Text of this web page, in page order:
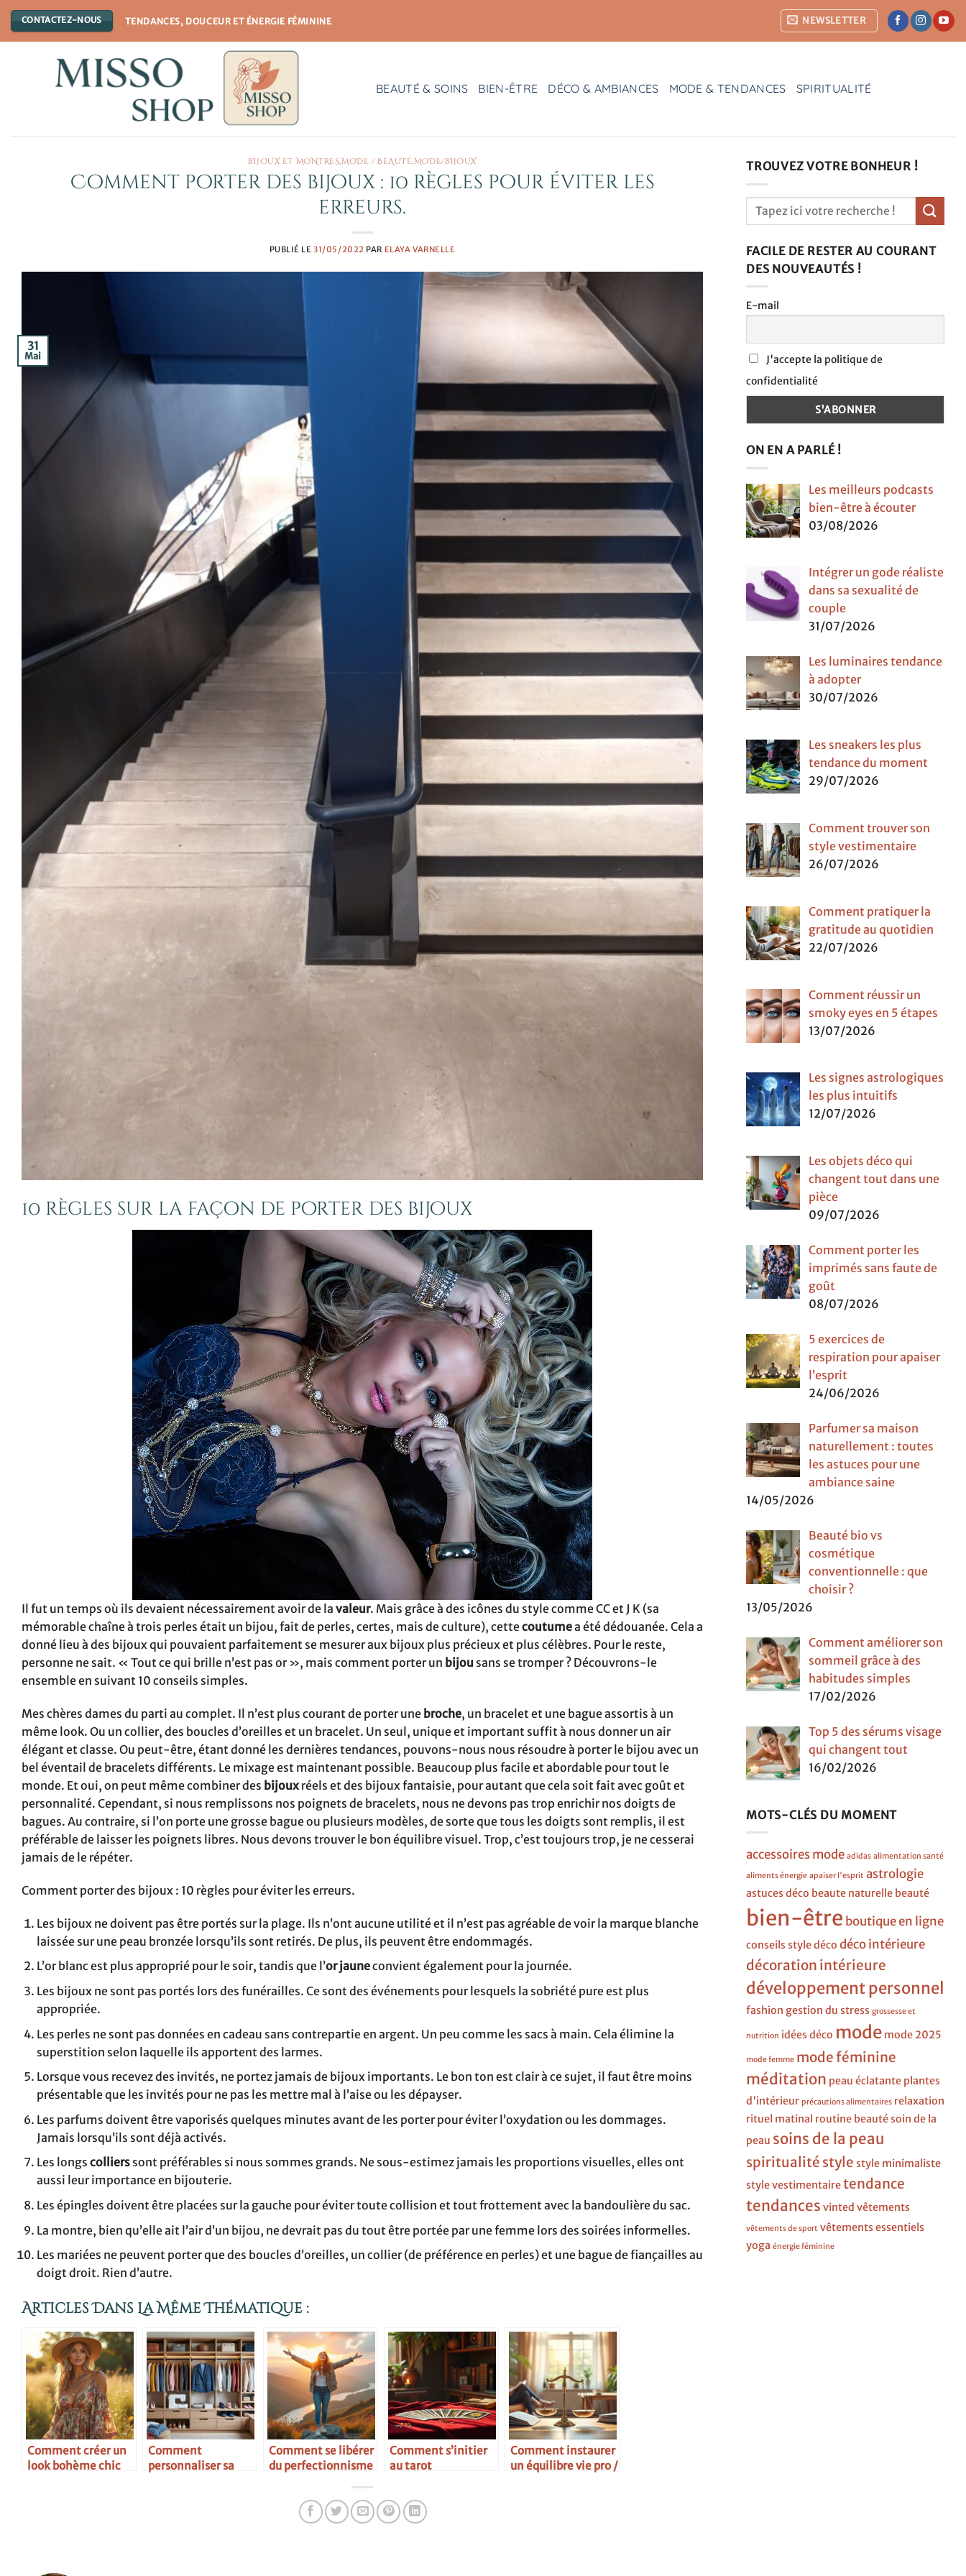
Passer
au
contenu
CONTACTEZ-NOUS TENDANCES, DOUCEUR ET ÉNERGIE FÉMININE NEWSLETTER
BEAUTÉ & SOINS BIEN-ÊTRE DÉCO & AMBIANCES MODE & TENDANCES SPIRITUALITÉ
BIJOUX ET MONTRES,MODE / BEAUTÉ,MODE/BIJOUX
Comment porter des bijoux : 10 règles pour éviter les
erreurs.
PUBLIÉ LE31/05/2022 PAR ELAYA VARNELLE
31
Mai
10 règles sur la façon de porter des bijoux
Il fut un temps où ils devaient nécessairement avoir de la valeur. Mais grâce à des icônes du style comme CC et J K (sa
mémorable chaîne à trois perles était un bijou, fait de perles, certes, mais de culture), cettecoutumea été dédouanée. Cela a
donné lieu à des bijoux qui pouvaient parfaitement se mesurer aux bijoux plus précieux et plus célèbres. Pour le reste,
personne ne sait. « Tout ce qui brille n’est pas or », mais comment porter un bijou sans se tromper ? Découvrons-le
ensemble en suivant 10 conseils simples.
Mes chères dames du parti au complet. Il n’est plus courant de porter une broche, un bracelet et une bague assortis à un
même look. Ou un collier, des boucles d’oreilles et un bracelet. Un seul, unique et important suffit à nous donner un air
élégant et classe. Ou peut-être, étant donné les dernières tendances, pouvons-nous nous résoudre à porter le bijou avec un
bel éventail de bracelets différents. Le mixage est maintenant possible. Beaucoup plus facile et abordable pour tout le
monde. Et oui, on peut même combiner des bijouxréels et des bijoux fantaisie, pour autant que cela soit fait avec goût et
personnalité. Cependant, si nous remplissons nos poignets de bracelets, nous ne devons pas trop enrichir nos doigts de
bagues. Au contraire, si l’on porte une grosse bague ou plusieurs modèles, de sorte que tous les doigts sont remplis, il est
préférable de laisser les poignets libres. Nous devons trouver le bon équilibre visuel. Trop, c’est toujours trop, je ne cesserai
jamais de le répéter.
Comment porter des bijoux : 10 règles pour éviter les erreurs.
Les bijoux ne doivent pas être portés sur la plage. Ils n’ont aucune utilité et il n’est pas agréable de voir la marque blanche
laissée sur une peau bronzée lorsqu’ils sont retirés. De plus, ils peuvent être endommagés.
L’or blanc est plus approprié pour le soir, tandis que l’or jauneconvient également pour la journée.
Les bijoux ne sont pas portés lors des funérailles. Ce sont des événements pour lesquels la sobriété pure est plus
appropriée.
Les perles ne sont pas données en cadeau sans contrepartie en argent. Un peu comme les sacs à main. Cela élimine la
superstition selon laquelle ils apportent des larmes.
Lorsque vous recevez des invités, ne portez jamais de bijoux importants. Le bon ton est clair à ce sujet, il faut être moins
présentable que les invités pour ne pas les mettre mal à l’aise ou les dépayser.
Les parfums doivent être vaporisés quelques minutes avant de les porter pour éviter l’oxydation ou les dommages.
Jamais lorsqu’ils sont déjà activés.
Les longs colliers sont préférables si nous sommes grands. Ne sous-estimez jamais les proportions visuelles, elles ont
aussi leur importance en bijouterie.
Les épingles doivent être placées sur la gauche pour éviter toute collision et tout frottement avec la bandoulière du sac.
La montre, bien qu’elle ait l’air d’un bijou, ne devrait pas du tout être portée par une femme lors des soirées informelles.
Les mariées ne peuvent porter que des boucles d’oreilles, un collier (de préférence en perles) et une bague de fiançailles au
doigt droit. Rien d’autre.
Articles Dans La Même Thématique :
Comment créer un
look bohème chic
Comment
personnaliser sa
Comment se libérer
du perfectionnisme
Comment s’initier
au tarot
Comment instaurer
un équilibre vie pro /
TROUVEZ VOTRE BONHEUR !
FACILE DE RESTER AU COURANT
DES NOUVEAUTÉS !
E-mail
J'accepte la politique de
confidentialité
ON EN A PARLÉ !
Les meilleurs podcasts
bien-être à écouter
03/08/2026
Intégrer un gode réaliste
dans sa sexualité de
couple
31/07/2026
Les luminaires tendance
à adopter
30/07/2026
Les sneakers les plus
tendance du moment
29/07/2026
Comment trouver son
style vestimentaire
26/07/2026
Comment pratiquer la
gratitude au quotidien
22/07/2026
Comment réussir un
smoky eyes en 5 étapes
13/07/2026
Les signes astrologiques
les plus intuitifs
12/07/2026
Les objets déco qui
changent tout dans une
pièce
09/07/2026
Comment porter les
imprimés sans faute de
goût
08/07/2026
5 exercices de
respiration pour apaiser
l’esprit
24/06/2026
Parfumer sa maison
naturellement : toutes
les astuces pour une
ambiance saine
14/05/2026
Beauté bio vs
cosmétique
conventionnelle : que
choisir ?
13/05/2026
Comment améliorer son
sommeil grâce à des
habitudes simples
17/02/2026
Top 5 des sérums visage
qui changent tout
16/02/2026
MOTS-CLÉS DU MOMENT
accessoires mode adidas alimentation santé
aliments énergie apaiser l'esprit astrologie
astuces déco beaute naturelle beauté
bien-être boutique en ligne
conseils styledéco déco intérieure
décoration intérieure
développement personnel
fashion gestion du stress grossesse et
nutrition idées déco mode mode 2025
mode femme mode féminine
méditation peau éclatante plantes
d'intérieur précautions alimentaires relaxation
rituel matinal routine beautésoin de la
peau soins de la peau
spiritualité style style minimaliste
style vestimentairetendance
tendances vinted vêtements
vêtements de sport vêtements essentiels
yoga énergie féminine